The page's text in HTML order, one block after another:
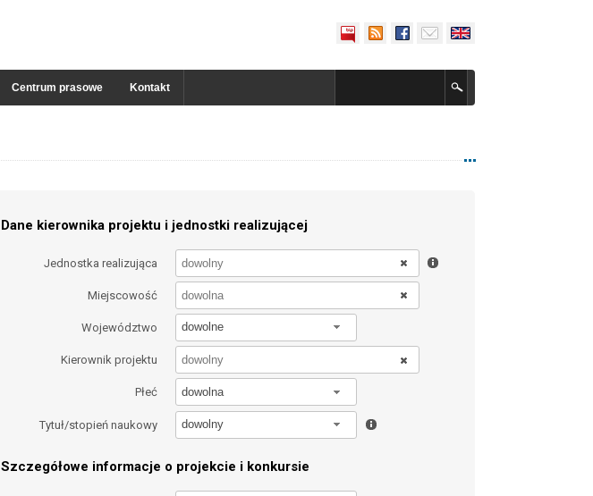
Centrum prasowe Kontakt
Dane kierownika projektu i jednostki realizującej
Jednostka realizująca
Miejscowość
Województwo dowolne
Kierownik projektu
Płeć dowolna
Tytuł/stopień naukowy dowolny
Szczegółowe informacje o projekcie i konkursie